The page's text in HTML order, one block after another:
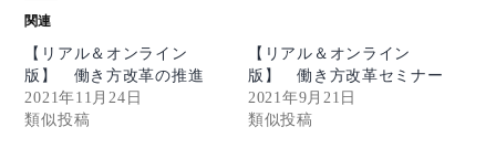
関連
【リアル＆オンライン
版】 働き方改革の推進
2021年11月24日
類似投稿
【リアル＆オンライン
版】 働き方改革セミナー
2021年9月21日
類似投稿